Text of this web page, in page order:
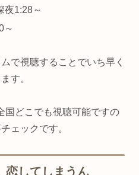
夜1:28～
～
で視聴することでいち早く
す。
国どこでも視聴可能ですの
ェックです。
恋してしまうん